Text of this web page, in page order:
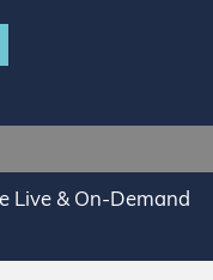
Live & On-Demand